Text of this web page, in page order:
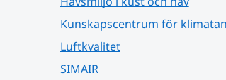
Kunskapscentrum för
Luftkvalitet
SIMAIR